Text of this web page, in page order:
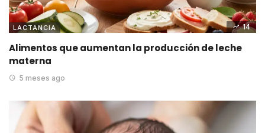
LACTANCIA 14
Alimentos que aumentan la producción de leche
materna
5 meses ago